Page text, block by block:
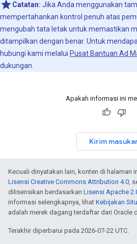
Catatan: Jika Anda menggunakan
mempertahankan kontrol penuh atas
mengubah tata letak untuk memastikan
ditampilkan dengan benar. Untuk
hubungi kami melalui Pusat Bantuan Ad
dukungan.
Apakah informasi ini
Kirim
Kecuali dinyatakan lain, konten di halaman
Lisensi Creative Commons Attribution 4.0,
dilisensikan berdasarkan Lisensi Apache
informasi selengkapnya, lihat Kebijakan
adalah merek dagang terdaftar dari Oracle
Terakhir diperbarui pada 2026-07-22 UTC.